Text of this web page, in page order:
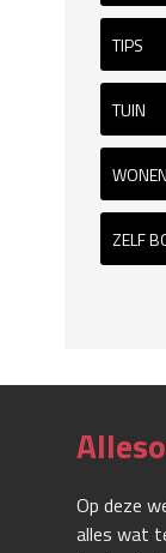
TIPS
TUIN
WONEN
ZELF
Op deze
alles wat